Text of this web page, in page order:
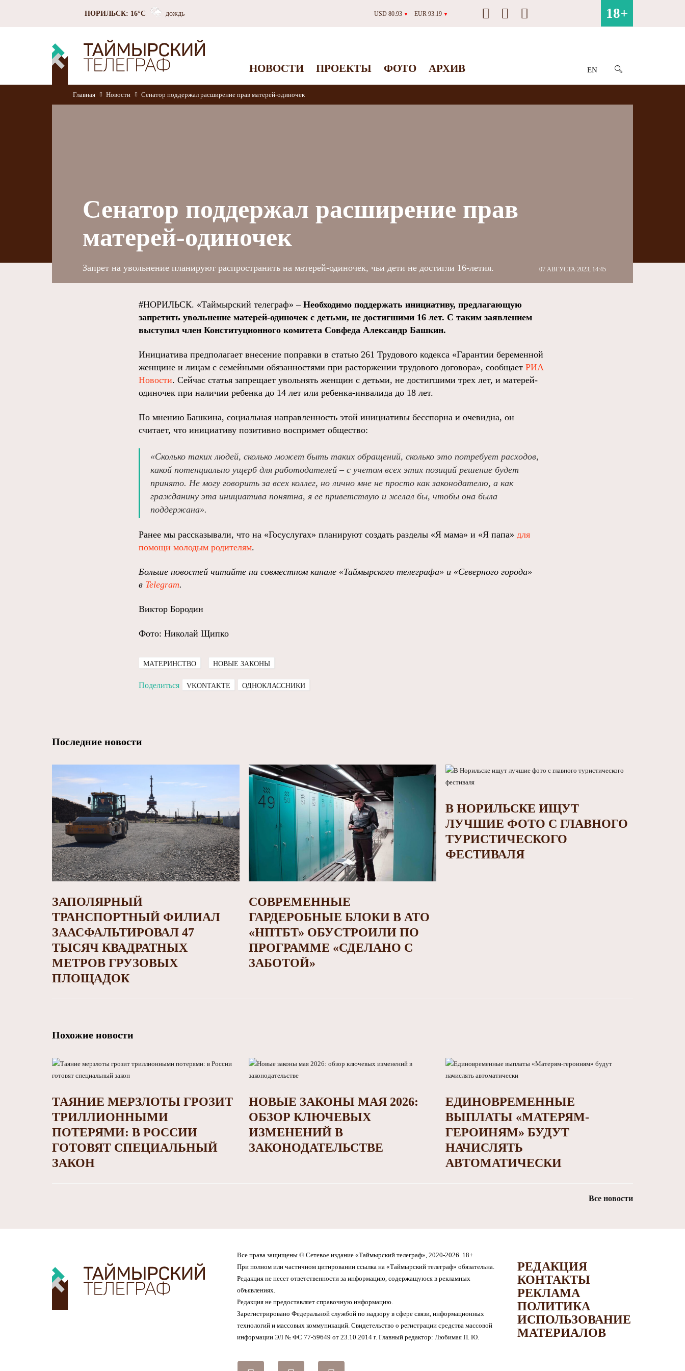
НОРИЛЬСК: 16°C дождь USD 80.93 ▼ EUR 93.19 ▼ 18+
НОВОСТИ ПРОЕКТЫ ФОТО АРХИВ EN
Главная Новости Сенатор поддержал расширение прав матерей-одиночек
Сенатор поддержал расширение прав
матерей-одиночек
07 АВГУСТА 2023, 14:45
Запрет на увольнение планируют распространить на матерей-одиночек, чьи дети не достигли 16-летия.
#НОРИЛЬСК. «Таймырский телеграф» – Необходимо поддержать инициативу, предлагающую
запретить увольнение матерей-одиночек с детьми, не достигшими 16 лет. С таким заявлением
выступил член Конституционного комитета Совфеда Александр Башкин.
Инициатива предполагает внесение поправки в статью 261 Трудового кодекса «Гарантии беременной
женщине и лицам с семейными обязанностями при расторжении трудового договора», сообщает РИА
Новости. Сейчас статья запрещает увольнять женщин с детьми, не достигшими трех лет, и матерей-
одиночек при наличии ребенка до 14 лет или ребенка-инвалида до 18 лет.
По мнению Башкина, социальная направленность этой инициативы бесспорна и очевидна, он
считает, что инициативу позитивно воспримет общество:
«Сколько таких людей, сколько может быть таких обращений, сколько это потребует расходов,
какой потенциально ущерб для работодателей – с учетом всех этих позиций решение будет
принято. Не могу говорить за всех коллег, но лично мне не просто как законодателю, а как
гражданину эта инициатива понятна, я ее приветствую и желал бы, чтобы она была
поддержана».
Ранее мы рассказывали, что на «Госуслугах» планируют создать разделы «Я мама» и «Я папа» для
помощи молодым родителям.
Больше новостей читайте на совместном канале «Таймырского телеграфа» и «Северного города»
в Telegram.
Виктор Бородин
Фото: Николай Щипко
МАТЕРИНСТВО НОВЫЕ ЗАКОНЫ
Поделиться VKONTAKTE ОДНОКЛАССНИКИ
Последние новости
ЗАПОЛЯРНЫЙ
ТРАНСПОРТНЫЙ ФИЛИАЛ
ЗААСФАЛЬТИРОВАЛ 47
ТЫСЯЧ КВАДРАТНЫХ
МЕТРОВ ГРУЗОВЫХ
ПЛОЩАДОК
СОВРЕМЕННЫЕ
ГАРДЕРОБНЫЕ БЛОКИ В АТО
«НПТБТ» ОБУСТРОИЛИ ПО
ПРОГРАММЕ «СДЕЛАНО С
ЗАБОТОЙ»
В НОРИЛЬСКЕ ИЩУТ
ЛУЧШИЕ ФОТО С ГЛАВНОГО
ТУРИСТИЧЕСКОГО
ФЕСТИВАЛЯ
Похожие новости
ТАЯНИЕ МЕРЗЛОТЫ ГРОЗИТ
ТРИЛЛИОННЫМИ
ПОТЕРЯМИ: В РОССИИ
ГОТОВЯТ СПЕЦИАЛЬНЫЙ
ЗАКОН
НОВЫЕ ЗАКОНЫ МАЯ 2026:
ОБЗОР КЛЮЧЕВЫХ
ИЗМЕНЕНИЙ В
ЗАКОНОДАТЕЛЬСТВЕ
ЕДИНОВРЕМЕННЫЕ
ВЫПЛАТЫ «МАТЕРЯМ-
ГЕРОИНЯМ» БУДУТ
НАЧИСЛЯТЬ
АВТОМАТИЧЕСКИ
Все новости
Все права защищены © Сетевое издание «Таймырский телеграф», 2020-2026. 18+
При полном или частичном цитировании ссылка на «Таймырский телеграф» обязательна.
Редакция не несет ответственности за информацию, содержащуюся в рекламных
объявлениях.
Редакция не предоставляет справочную информацию.
Зарегистрировано Федеральной службой по надзору в сфере связи, информационных
технологий и массовых коммуникаций. Свидетельство о регистрации средства массовой
информации ЭЛ № ФС 77-59649 от 23.10.2014 г. Главный редактор: Любимая П. Ю.
РЕДАКЦИЯ
КОНТАКТЫ
РЕКЛАМА
ПОЛИТИКА
ИСПОЛЬЗОВАНИЕ
МАТЕРИАЛОВ